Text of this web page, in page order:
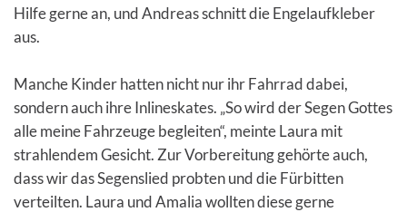
Hilfe gerne an, und Andreas schnitt die Engelaufkleber
aus.
Manche Kinder hatten nicht nur ihr Fahrrad dabei,
sondern auch ihre Inlineskates. „So wird der Segen Gottes
alle meine Fahrzeuge begleiten“, meinte Laura mit
strahlendem Gesicht. Zur Vorbereitung gehörte auch,
dass wir das Segenslied probten und die Fürbitten
verteilten. Laura und Amalia wollten diese gerne